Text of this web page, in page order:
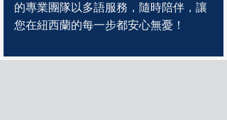
的專業團隊以多語服務，隨時陪伴，讓
您在紐西蘭的每一步都安心無憂！